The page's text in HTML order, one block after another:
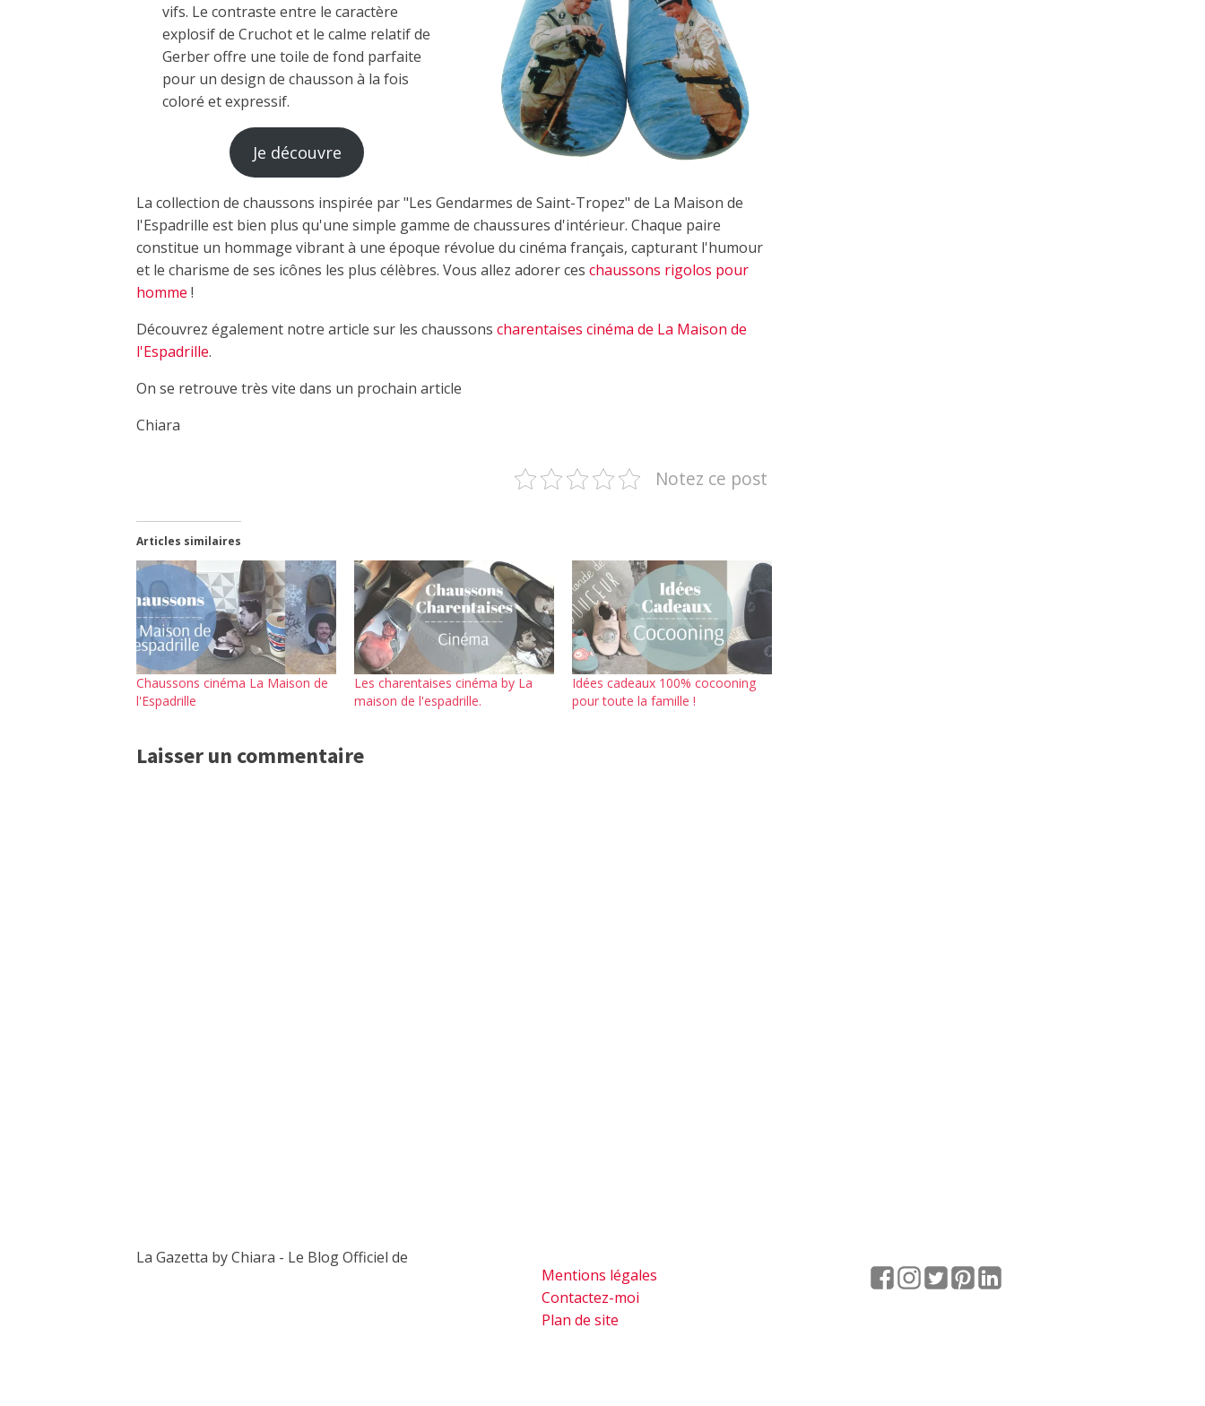
vifs. Le contraste entre le caractère
explosif de Cruchot et le calme relatif de
Gerber offre une toile de fond parfaite
pour un design de chausson à la fois
coloré et expressif.
Je découvre
La collection de chaussons inspirée par "Les Gendarmes de Saint-Tropez" de La Maison de
l'Espadrille est bien plus qu'une simple gamme de chaussures d'intérieur. Chaque paire
constitue un hommage vibrant à une époque révolue du cinéma français, capturant l'humour
et le charisme de ses icônes les plus célèbres. Vous allez adorer ces chaussons rigolos pour
homme !
Découvrez également notre article sur les chaussons charentaises cinéma de La Maison de
l'Espadrille.
On se retrouve très vite dans un prochain article
Chiara
Notez ce post
Articles similaires
Chaussons cinéma La Maison de
l'Espadrille
Les charentaises cinéma by La
maison de l'espadrille.
Idées cadeaux 100% cocooning
pour toute la famille !
Laisser un commentaire
La Gazetta by Chiara - Le Blog Officiel de
Mentions légales
Contactez-moi
Plan de site